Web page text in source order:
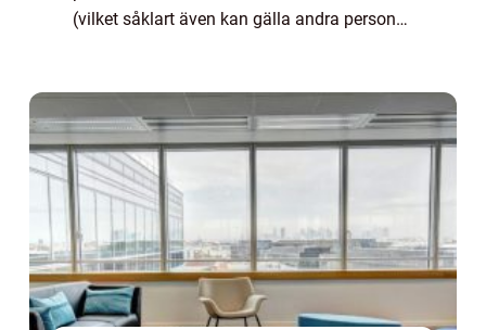
(vilket såklart även kan gälla andra personer